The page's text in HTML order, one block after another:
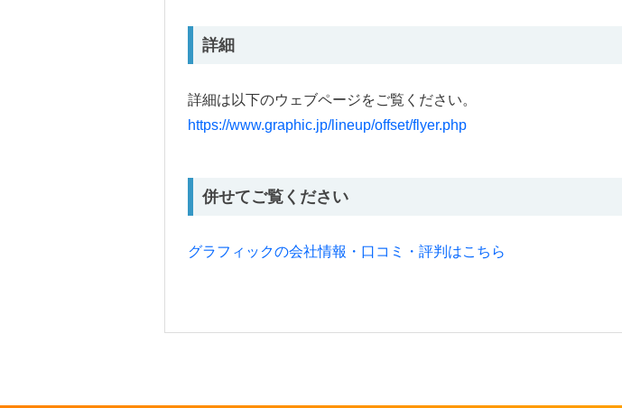
詳細
詳細は以下のウェブページをご覧ください。
https://www.graphic.jp/lineup/offset/flyer.php
併せてご覧ください
グラフィックの会社情報・口コミ・評判はこちら